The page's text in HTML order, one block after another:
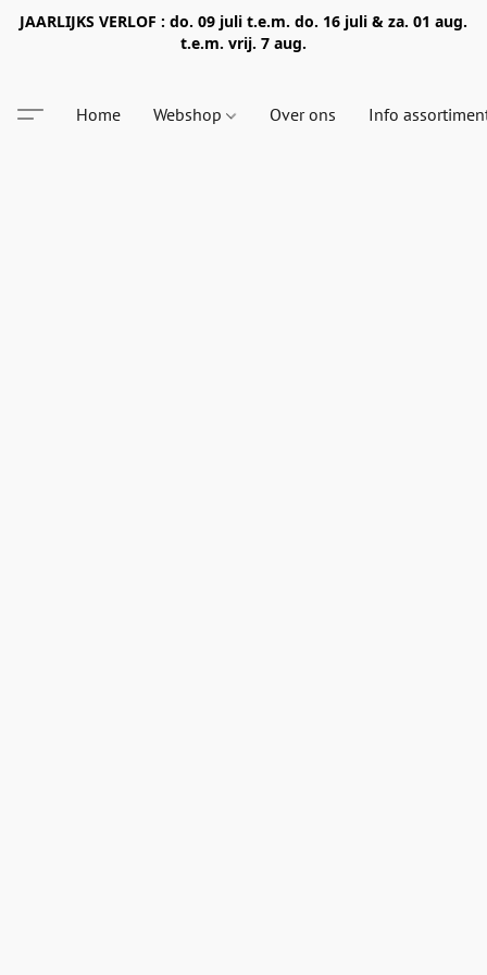
JAARLIJKS VERLOF : do. 09 juli t.e.m. do. 16 juli & za. 01 aug.
t.e.m. vrij. 7 aug.
Home Webshop Over ons Info